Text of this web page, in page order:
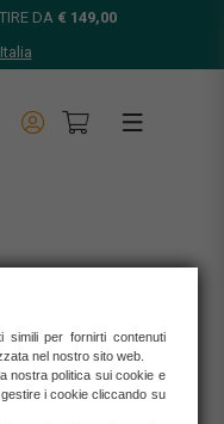
DA € 149,00
simili per fornirti contenuti
nel nostro sito web.
nostra politica sui cookie e
i cookie cliccando su